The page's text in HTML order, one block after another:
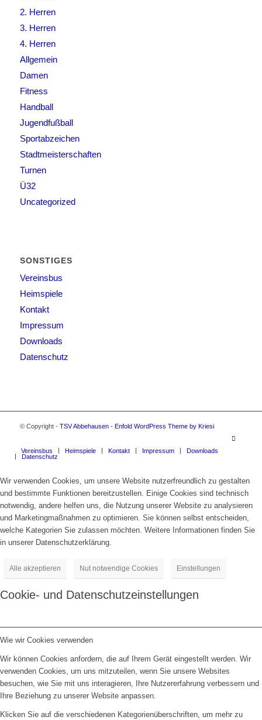
2. Herren
3. Herren
4. Herren
Allgemein
Damen
Fitness
Handball
Jugendfußball
Sportabzeichen
Stadtmeisterschaften
Turnen
Ü32
Uncategorized
SONSTIGES
Vereinsbus
Heimspiele
Kontakt
Impressum
Downloads
Datenschutz
© Copyright - TSV Abbehausen- Enfold WordPress Theme by Kriesi
Vereinsbus Heimspiele Kontakt Impressum
Downloads
Datenschutz
Wir verwenden Cookies, um unsere Website nutzerfreundlich zu gestalten
und bestimmte Funktionen bereitzustellen. Einige Cookies sind technisch
notwendig, andere helfen uns, die Nutzung unserer Website zu analysieren
und Marketingmaßnahmen zu optimieren. Sie können selbst entscheiden,
welche Kategorien Sie zulassen möchten. Weitere Informationen finden Sie
in unserer Datenschutzerklärung.
Alle akzeptieren Nut notwendige Cookies Einstellungen
Cookie- und Datenschutzeinstellungen
Wie wir Cookies verwenden
Wir können Cookies anfordern, die auf Ihrem Gerät eingestellt werden. Wir
verwenden Cookies, um uns mitzuteilen, wenn Sie unsere Websites
besuchen, wie Sie mit uns interagieren, Ihre Nutzererfahrung verbessern und
Ihre Beziehung zu unserer Website anpassen.
Klicken Sie auf die verschiedenen Kategorienüberschriften, um mehr zu